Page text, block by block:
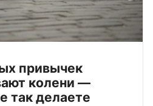
привычек
колени —
так делаете